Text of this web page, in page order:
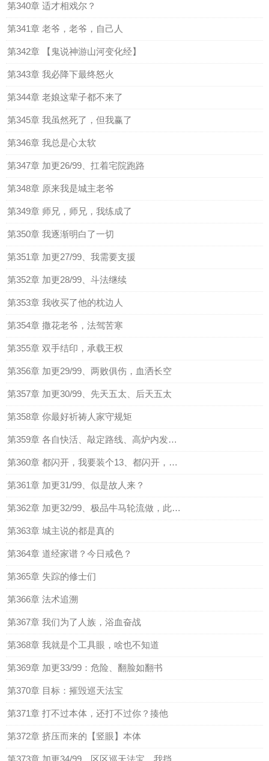
第340章 适才相戏尔？
第341章 老爷，老爷，自己人
第342章 【鬼说神游山河变化经】
第343章 我必降下最终怒火
第344章 老娘这辈子都不来了
第345章 我虽然死了，但我赢了
第346章 我总是心太软
第347章 加更26/99、扛着宅院跑路
第348章 原来我是城主老爷
第349章 师兄，师兄，我练成了
第350章 我逐渐明白了一切
第351章 加更27/99、我需要支援
第352章 加更28/99、斗法继续
第353章 我收买了他的枕边人
第354章 撒花老爷，法驾苦寒
第355章 双手结印，承载王权
第356章 加更29/99、两败俱伤，血洒长空
第357章 加更30/99、先天五太、后天五太
第358章 你最好祈祷人家守规矩
第359章 各自快活、敲定路线、高炉内发光发热
第360章 都闪开，我要装个13、都闪开，我要使坏
第361章 加更31/99、似是故人来？
第362章 加更32/99、极品牛马轮流做，此时此刻到我家
第363章 城主说的都是真的
第364章 道经家谱？今日戒色？
第365章 失踪的修士们
第366章 法术追溯
第367章 我们为了人族，浴血奋战
第368章 我就是个工具眼，啥也不知道
第369章 加更33/99：危险、翻脸如翻书
第370章 目标：摧毁巡天法宝
第371章 打不过本体，还打不过你？揍他
第372章 挤压而来的【竖眼】本体